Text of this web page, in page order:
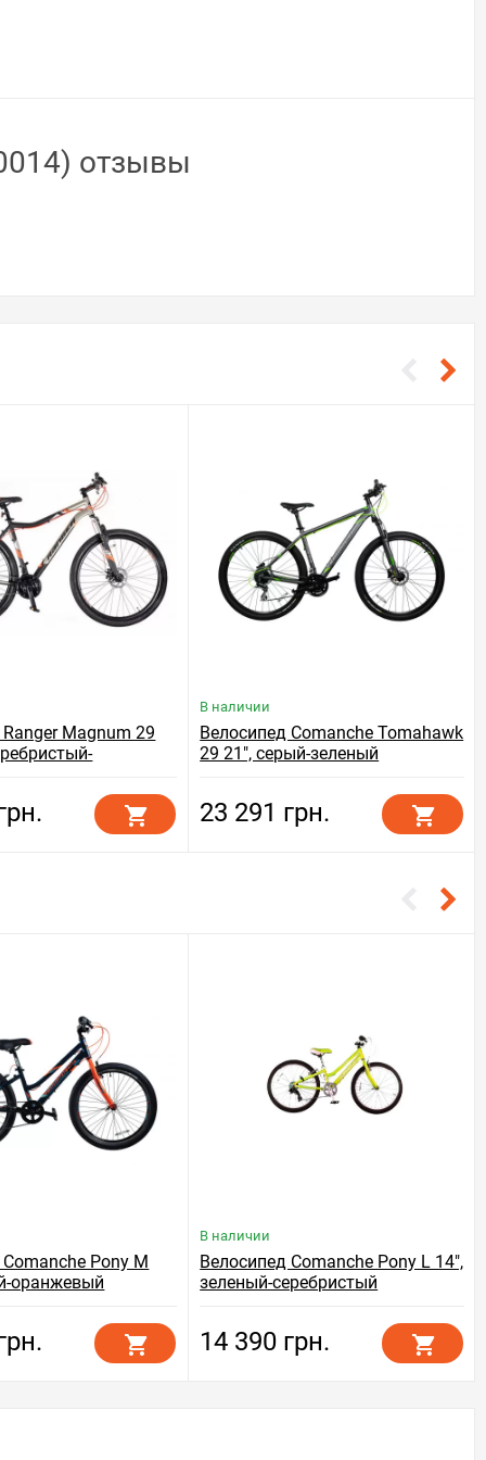
отзывы
Magnum 29
В наличии
Велосипед Comanche Tomahawk
29 21", серый-зеленый
23 291 грн.
Pony M
оранжевый
В наличии
Велосипед Comanche Pony L 14",
зеленый-серебристый
14 390 грн.